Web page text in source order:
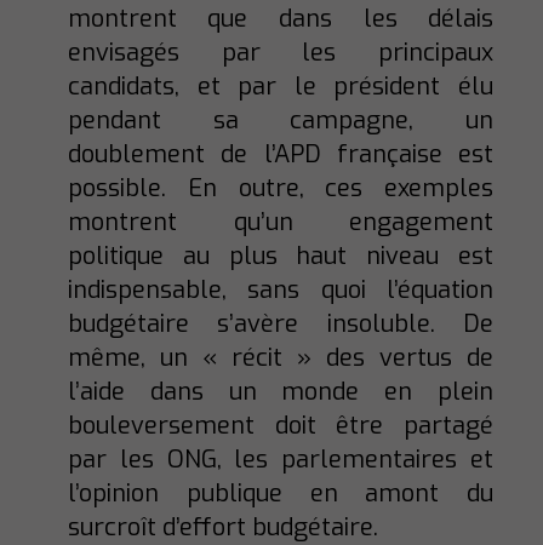
montrent que dans les délais
envisagés par les principaux
candidats, et par le président élu
pendant sa campagne, un
doublement de l’APD française est
possible. En outre, ces exemples
montrent qu’un engagement
politique au plus haut niveau est
indispensable, sans quoi l’équation
budgétaire s’avère insoluble. De
même, un « récit » des vertus de
l’aide dans un monde en plein
bouleversement doit être partagé
par les ONG, les parlementaires et
l’opinion publique en amont du
surcroît d’effort budgétaire.